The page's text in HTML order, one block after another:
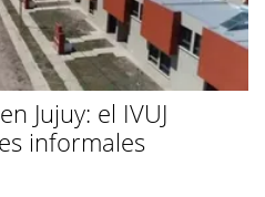
Jujuy: el IVUJ
informales